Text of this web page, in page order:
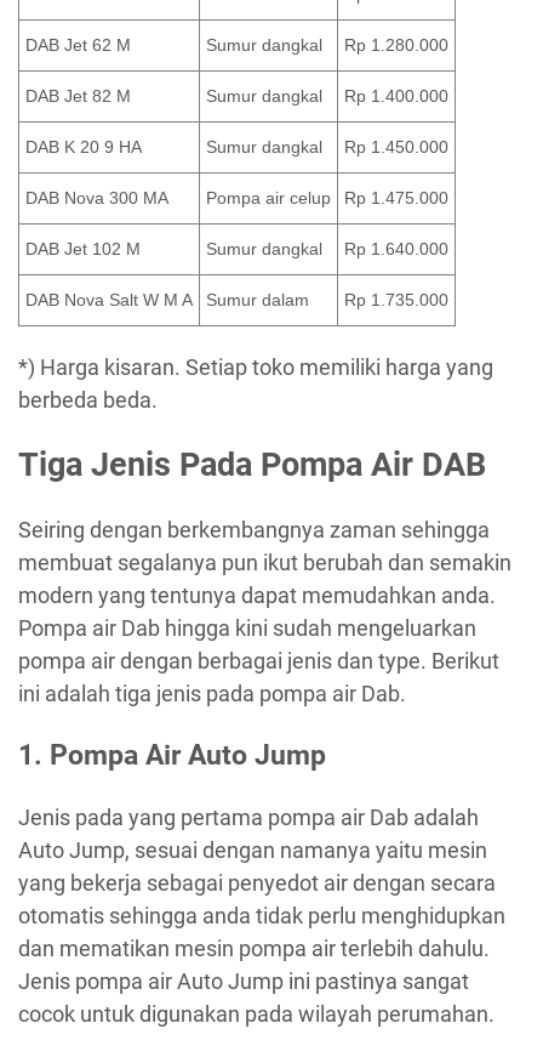
DAB Jet 62 M Sumur dangkal Rp 1.280.000
DAB Jet 82 M Sumur dangkal Rp 1.400.000
DAB K 20 9 HA Sumur dangkal Rp 1.450.000
DAB Nova 300 MA Pompa air celup Rp 1.475.000
DAB Jet 102 M Sumur dangkal Rp 1.640.000
DAB Nova Salt W M A Sumur dalam Rp 1.735.000
*) Harga kisaran. Setiap toko memiliki harga yang
berbeda beda.
Tiga Jenis Pada Pompa Air DAB
Seiring dengan berkembangnya zaman sehingga
membuat segalanya pun ikut berubah dan semakin
modern yang tentunya dapat memudahkan anda.
Pompa air Dab hingga kini sudah mengeluarkan
pompa air dengan berbagai jenis dan type. Berikut
ini adalah tiga jenis pada pompa air Dab.
1. Pompa Air Auto Jump
Jenis pada yang pertama pompa air Dab adalah
Auto Jump, sesuai dengan namanya yaitu mesin
yang bekerja sebagai penyedot air dengan secara
otomatis sehingga anda tidak perlu menghidupkan
dan mematikan mesin pompa air terlebih dahulu.
Jenis pompa air Auto Jump ini pastinya sangat
cocok untuk digunakan pada wilayah perumahan.